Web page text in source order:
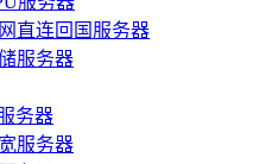
直连回国服务器
服务器
务器
服务器